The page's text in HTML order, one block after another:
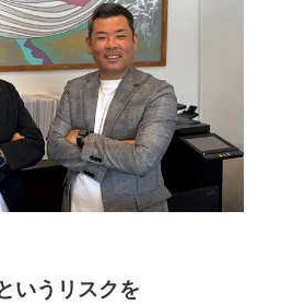
いうリスクを